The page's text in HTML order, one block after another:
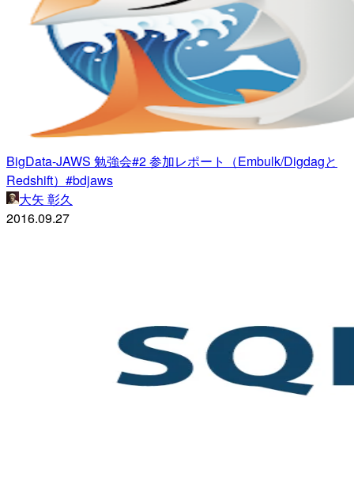
BigData-JAWS 勉強会#2 参加レポート（Embulk/Digdagと
Redshift）#bdjaws
大矢 彰久
2016.09.27